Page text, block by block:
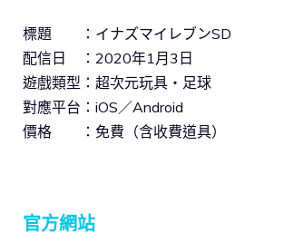
標題 ：イナズマイレブンSD
配信日 ：2020年1月3日
遊戲類型：超次元玩具‧足球
對應平台：iOS／Android
價格 ：免費（含收費道具）
官方網站